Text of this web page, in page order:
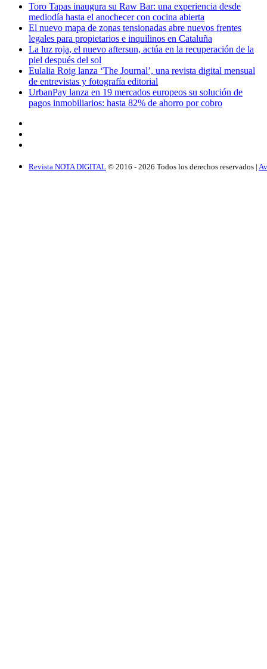
Toro Tapas inaugura su Raw Bar: una experiencia desde
mediodía hasta el anochecer con cocina abierta
El nuevo mapa de zonas tensionadas abre nuevos frentes
legales para propietarios e inquilinos en Cataluña
La luz roja, el nuevo aftersun, actúa en la recuperación de la
piel después del sol
Eulalia Roig lanza ‘The Journal’, una revista digital mensual
de entrevistas y fotografía editorial
UrbanPay lanza en 19 mercados europeos su solución de
pagos inmobiliarios: hasta 82% de ahorro por cobro
Revista NOTA DIGITAL © 2016 - 2026 Todos los derechos reservados |